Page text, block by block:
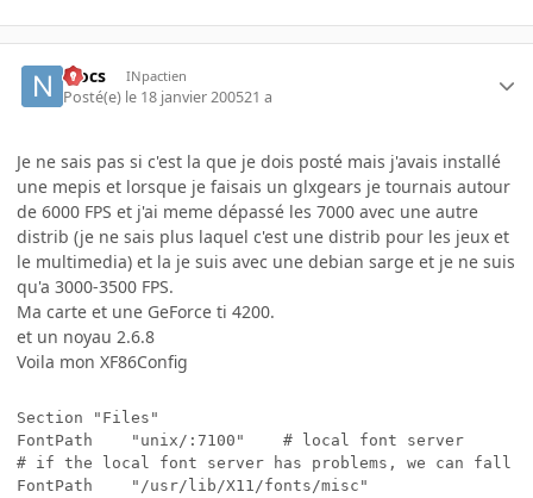
niocs INpactien
Posté(e) le 18 janvier 200521 a
Je ne sais pas si c'est la que je dois posté mais j'avais installé
une mepis et lorsque je faisais un glxgears je tournais autour
de 6000 FPS et j'ai meme dépassé les 7000 avec une autre
distrib (je ne sais plus laquel c'est une distrib pour les jeux et
le multimedia) et la je suis avec une debian sarge et je ne suis
qu'a 3000-3500 FPS.
Ma carte et une GeForce ti 4200.
et un noyau 2.6.8
Voila mon XF86Config
Section "Files"
FontPath	"unix/:7100"  	# local font server
# if the local font server has problems, we can fall
FontPath	"/usr/lib/X11/fonts/misc"